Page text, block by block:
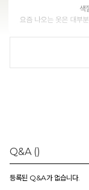
Q&A ()
등록된 Q&A가 없습니다.